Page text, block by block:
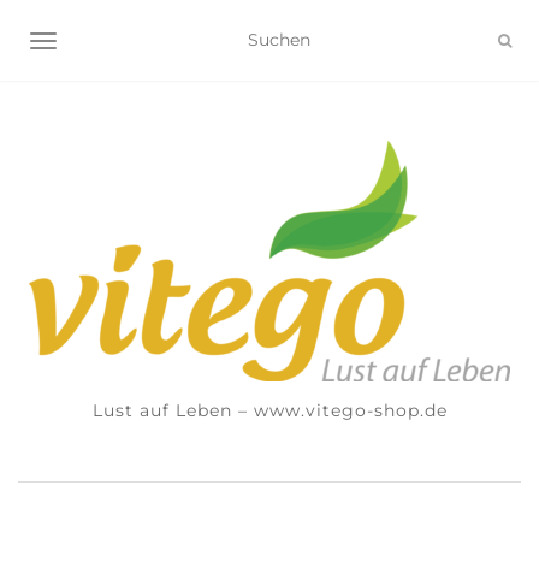
NAVIGATION UMSCHALTEN
Lust auf Leben – www.vitego-shop.de